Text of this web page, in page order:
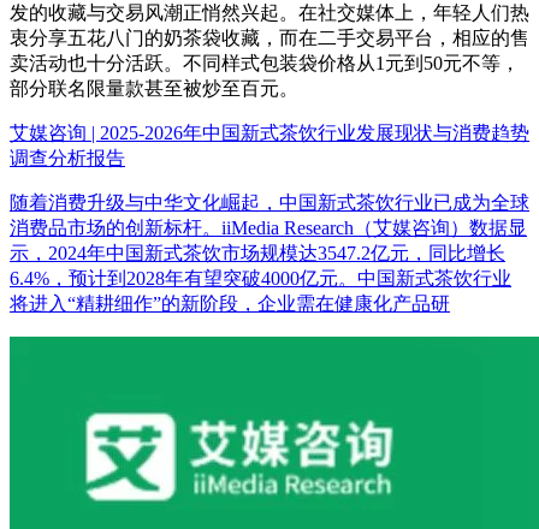
发的收藏与交易风潮正悄然兴起。在社交媒体上，年轻人们热
衷分享五花八门的奶茶袋收藏，而在二手交易平台，相应的售
卖活动也十分活跃。不同样式包装袋价格从1元到50元不等，
部分联名限量款甚至被炒至百元。
艾媒咨询 | 2025-2026年中国新式茶饮行业发展现状与消费趋势
调查分析报告
随着消费升级与中华文化崛起，中国新式茶饮行业已成为全球
消费品市场的创新标杆。iiMedia Research（艾媒咨询）数据显
示，2024年中国新式茶饮市场规模达3547.2亿元，同比增长
6.4%，预计到2028年有望突破4000亿元。中国新式茶饮行业
将进入“精耕细作”的新阶段，企业需在健康化产品研